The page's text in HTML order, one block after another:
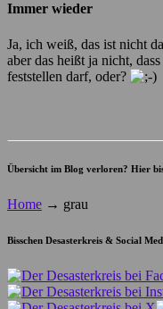
Immer wieder
Ja, ich weiß, das ist nicht
aber das heißt ja nicht,
feststellen darf, oder?
Übersicht im Blog verloren? Hier
Home → grau
Bisschen Desasterkreis & Social